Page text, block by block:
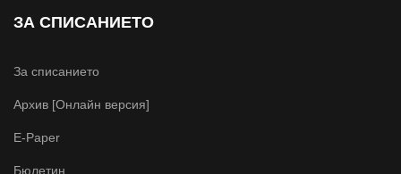
ЗА СПИСАНИЕТО
За списанието
Архив [Онлайн версия]
E-Paper
Бюлетин